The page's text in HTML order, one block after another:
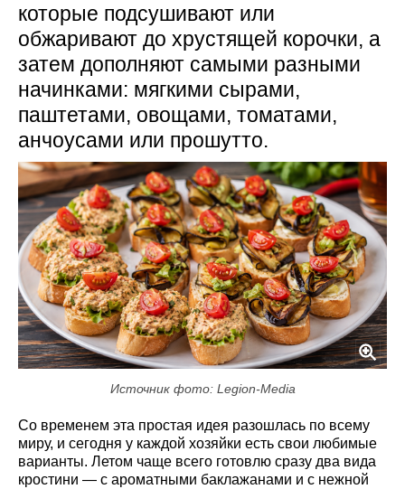
которые подсушивают или
обжаривают до хрустящей корочки, а
затем дополняют самыми разными
начинками: мягкими сырами,
паштетами, овощами, томатами,
анчоусами или прошутто.
Источник фото: Legion-Media
Со временем эта простая идея разошлась по всему
миру, и сегодня у каждой хозяйки есть свои любимые
варианты. Летом чаще всего готовлю сразу два вида
кростини — с ароматными баклажанами и с нежной